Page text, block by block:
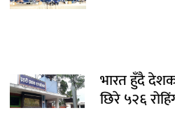
भारत हुँदै
छिरे ५२६